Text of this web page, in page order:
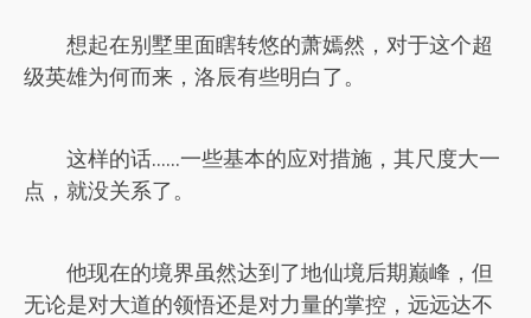
想起在别墅里面瞎转悠的萧嫣然，对于这个超
级英雄为何而来，洛辰有些明白了。
这样的话……一些基本的应对措施，其尺度大一
点，就没关系了。
他现在的境界虽然达到了地仙境后期巅峰，但
无论是对大道的领悟还是对力量的掌控，远远达不